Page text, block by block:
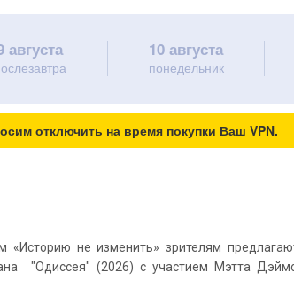
августа 10 августа
понедельник
отключить на время покупки Ваш VPN.
не изменить» зрителям
"Одиссея" (2026) с участием Мэтта